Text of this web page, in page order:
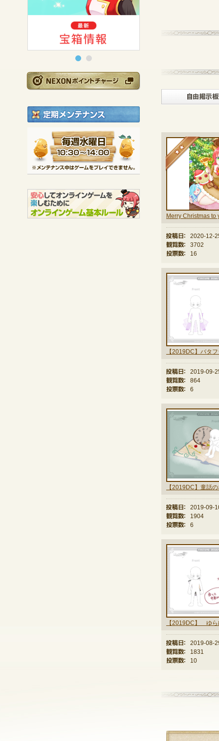
毎週水曜日 10:30
※メンテナンス中は
Merry Christmas to
★★
投稿日：
2020-12-
観覧数：
3702
投票数：
16
投稿日：
2019-09-
観覧数：
864
投票数：
6
【2019DC】童話
投稿日：
2019-09-
観覧数：
1904
投票数：
6
投稿日：
2019-08-
観覧数：
1831
投票数：
10